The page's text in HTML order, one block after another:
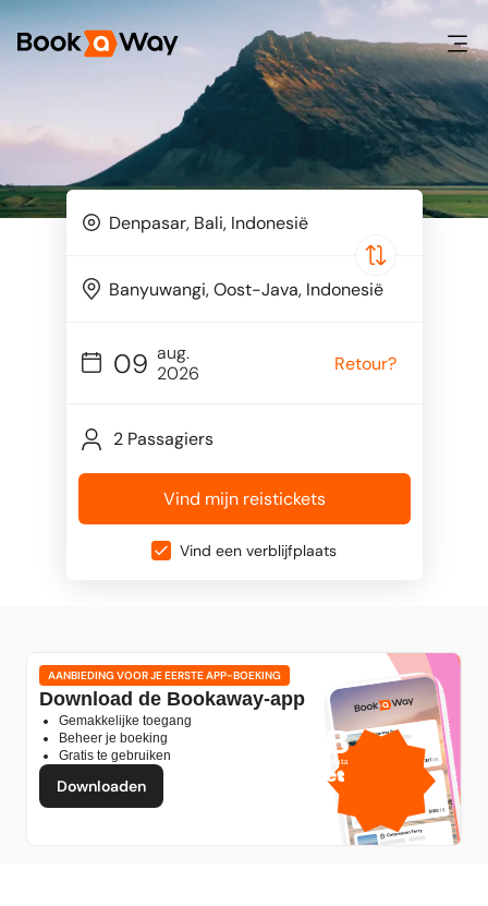
09 aug.
2026
Retour?
2 Passagiers
Vind mijn reistickets
Vind een verblijfplaats
1 GB
gratis mobiele data
AANBIEDING VOOR JE EERSTE APP-BOEKING
Download de Bookaway-app
Gemakkelijke toegang
Beheer je boeking
Gratis te gebruiken
Downloaden